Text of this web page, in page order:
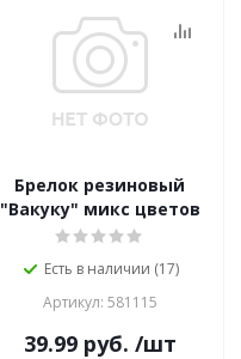
Брелок резиновый
"Вакуку" микс цветов
Есть в наличии (17)
Артикул: 581115
39.99руб. /шт